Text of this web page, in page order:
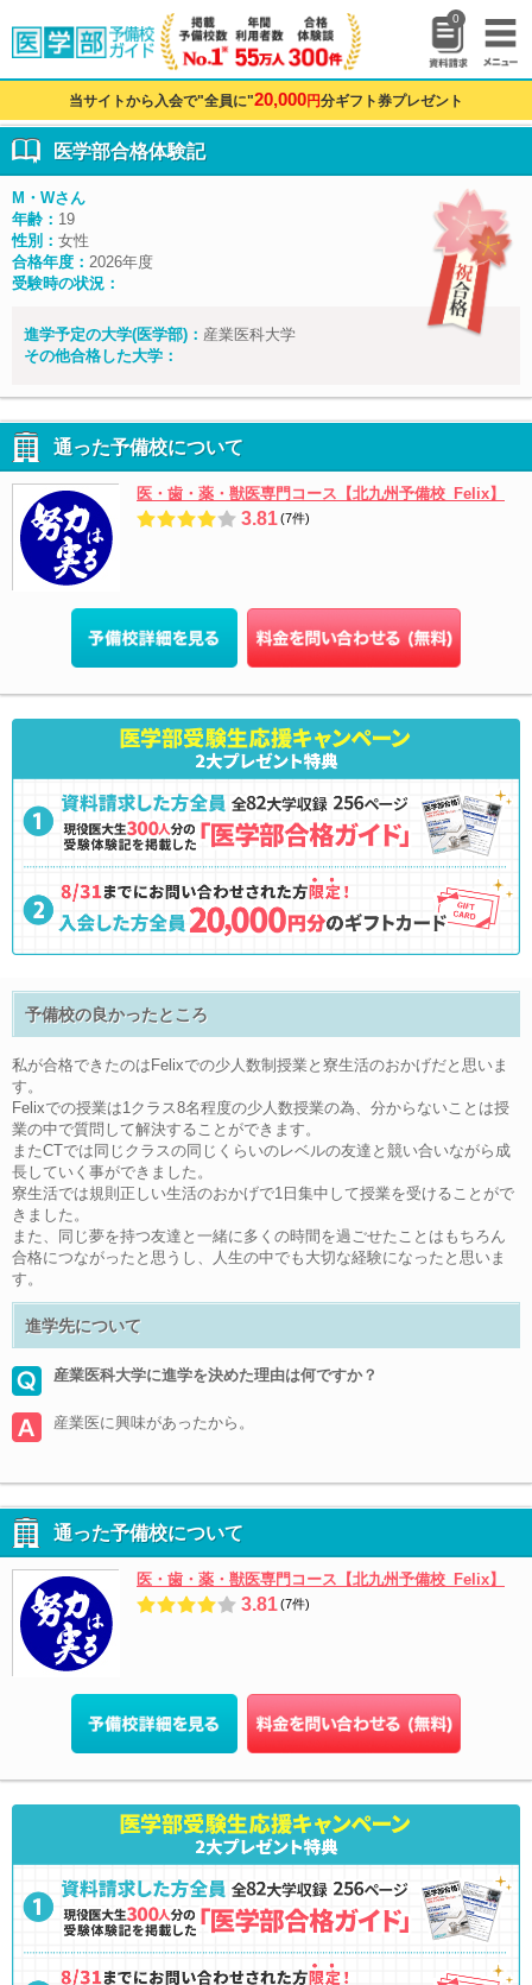
0
当サイトから入会で"全員に"20,000円分ギフト券プレゼント
医学部合格体験記
M・Wさん
年齢： 19
性別： 女性
合格年度： 2026年度
受験時の状況：
進学予定の大学(医学部)： 産業医科大学
その他合格した大学：
通った予備校について
医・歯・薬・獣医専門コース【北九州予備校_Felix】
3.81(7件)
予備校の良かったところ
私が合格できたのはFelixでの少人数制授業と寮生活のおかげだと思いま
す。
Felixでの授業は1クラス8名程度の少人数授業の為、分からないことは授
業の中で質問して解決することができます。
またCTでは同じクラスの同じくらいのレベルの友達と競い合いながら成
長していく事ができました。
寮生活では規則正しい生活のおかげで1日集中して授業を受けることがで
きました。
また、同じ夢を持つ友達と一緒に多くの時間を過ごせたことはもちろん
合格につながったと思うし、人生の中でも大切な経験になったと思いま
す。
進学先について
産業医科大学に進学を決めた理由は何ですか？
産業医に興味があったから。
通った予備校について
医・歯・薬・獣医専門コース【北九州予備校_Felix】
3.81(7件)